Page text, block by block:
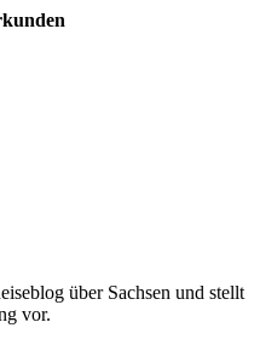
über Sachsen und stellt
vor.